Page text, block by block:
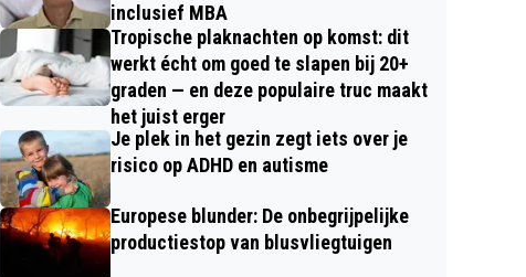
inclusief MBA
Tropische plaknachten op komst: dit
werkt écht om goed te slapen bij 20+
graden — en deze populaire truc maakt
het juist erger
Je plek in het gezin zegt iets over je
risico op ADHD en autisme
Europese blunder: De onbegrijpelijke
productiestop van blusvliegtuigen